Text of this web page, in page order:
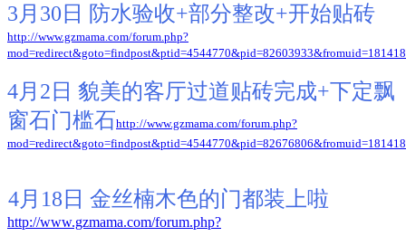
3月30日 防水验收+部分整改+开始贴砖
http://www.gzmama.com/forum.php?
4月2日 貌美的客厅过道贴砖完成+下定飘
窗石门槛石http://www.gzmama.com/forum.php?
4月18日 金丝楠木色的门都装上啦
http://www.gzmama.com/forum.php?